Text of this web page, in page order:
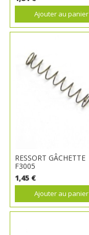
Ajouter au panier
RESSORT GÂCHETTE
F3005
1,45 €
Ajouter au panier